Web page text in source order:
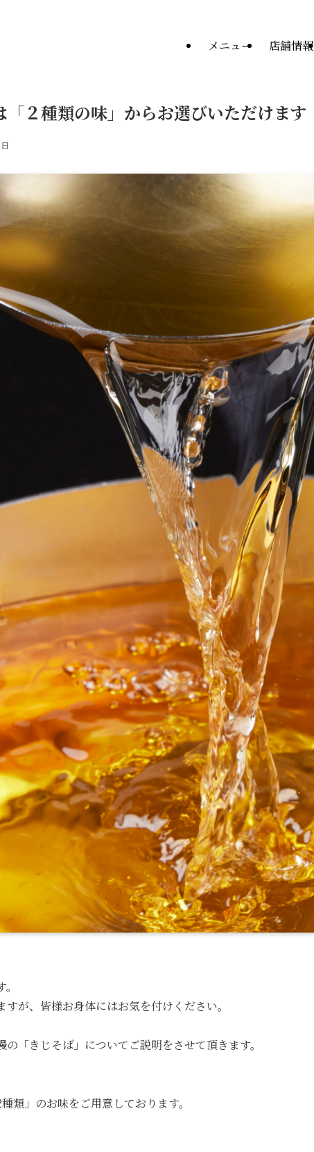
メニュー 店舗情報
「２種類の味」からお選びいただけます
が、皆様お身体にはお気を付けください。
「きじそば」についてご説明をさせて頂きます。
類」のお味をご用意しております。